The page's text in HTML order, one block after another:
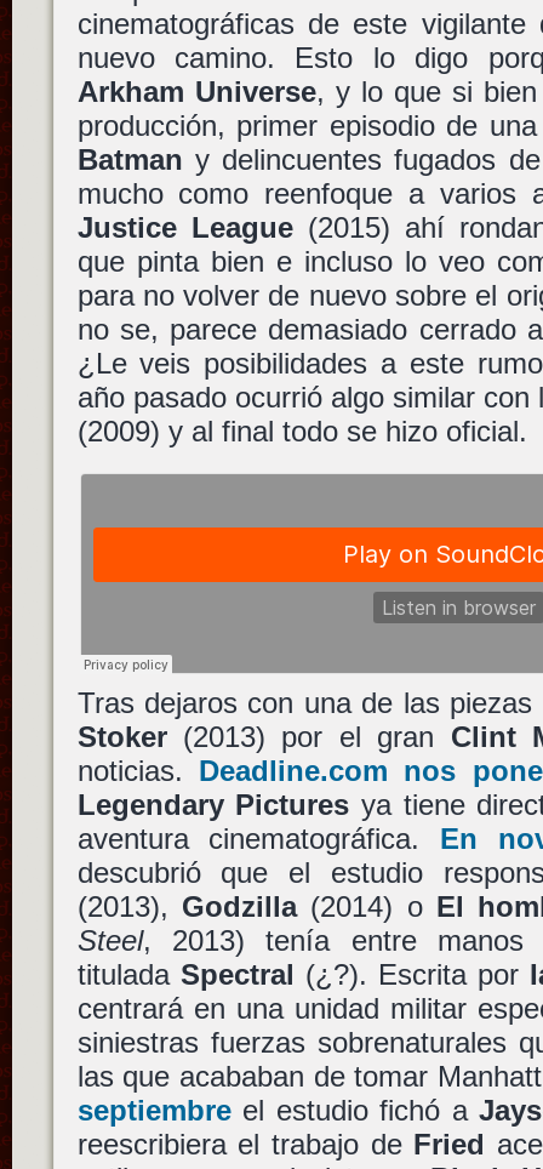
cinematográficas de este
nuevo camino. Esto lo digo
Arkham Universe, y lo que si
producción, primer episodio de
Batman y delincuentes fugados
mucho como reenfoque a varios
Justice League(2015) ahí
que pinta bien e incluso lo veo
para no volver de nuevo sobre el
no se, parece demasiado cerrado
¿Le veis posibilidades a este
año pasado ocurrió algo similar
(2009) y al final todo se hizo oficial.
Tras dejaros con una de las
Stoker(2013) por el gran Clint
noticias. Deadline.com nos
Legendary Pictures ya tiene
aventura cinematográfica. En
descubrió que el estudio
(2013), Godzilla(2014) o El
Steel, 2013) tenía entre manos
titulada Spectral (¿?). Escrita por
centrará en una unidad militar
siniestras fuerzas sobrenaturales
las que acababan de tomar
septiembreel estudio fichó a
reescribiera el trabajo de Fried